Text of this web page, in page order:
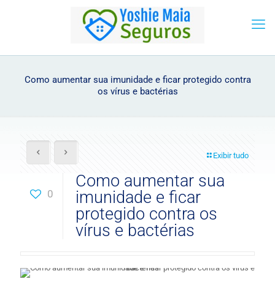
Como aumentar sua imunidade e ficar protegido contra
os vírus e bactérias
Exibir tudo
0
Como aumentar sua
imunidade e ficar
protegido contra os
vírus e bactérias